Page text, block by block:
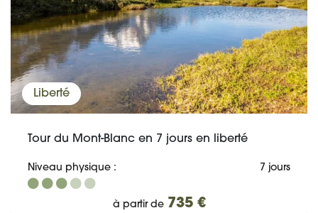
Liberté
Tour du Mont-Blanc en 7 jours en liberté
Niveau physique : 7 jours
à partir de 735 €